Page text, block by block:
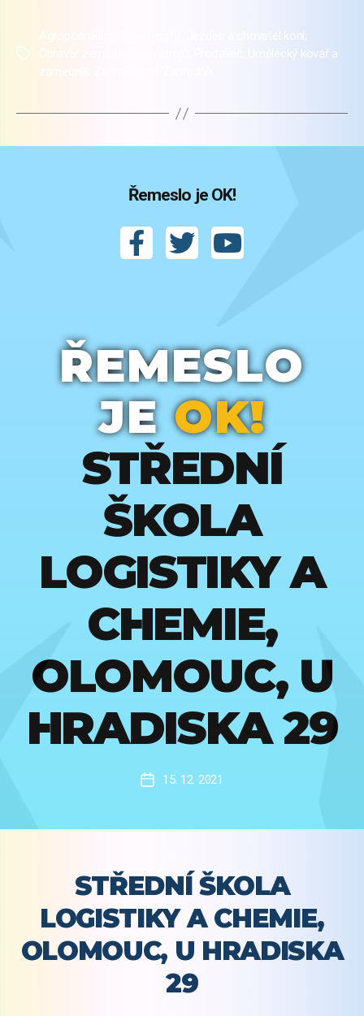
Štítky
Agropodnikání Jezdec a chovatel koní,
Opravář zemědělských strojů
Umělecký kovář a
zámečník
Řemeslo je OK!
ŘEMESLO
JEOK!
STŘEDNÍ
ŠKOLA
LOGISTIKY A
CHEMIE,
OLOMOUC, U
HRADISKA 29
Datum15. 12. 2021
STŘEDNÍ ŠKOLA
LOGISTIKY A CHEMIE,
OLOMOUC, U HRADISKA
29